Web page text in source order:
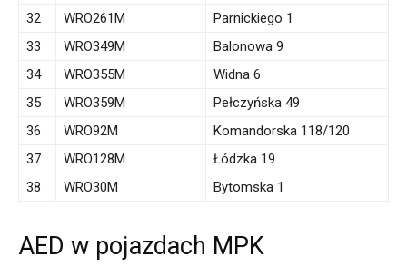
32
WRO261M
Parnickiego 1
33
WRO349M
Balonowa 9
34
WRO355M
Widna 6
35
WRO359M
Pełczyńska 49
36
WRO92M
Komandorska 118/120
37
WRO128M
Łódzka 19
38
WRO30M Bytomska 1
AED w pojazdach MPK